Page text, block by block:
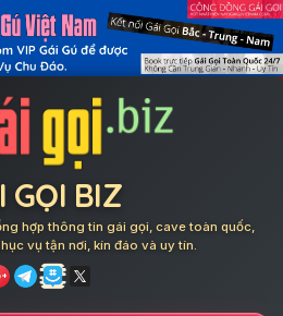
GỌI BIZ
hợp thông tin gái gọi, cave toàn quốc,
vụ tận nơi, kín đáo và uy tín.